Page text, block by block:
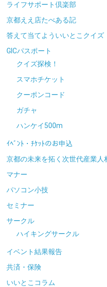
ライフサポート倶楽部
京都ええ店たべある記
答えて当てよういいとこクイズ
GICパスポート
クイズ探検！
スマホチケット
クーポンコード
ガチャ
ハンケイ500m
ｲﾍﾞﾝﾄ・ﾁｹｯﾄのお申込
京都の未来を拓く次世代産業人
マナー
パソコン小技
セミナー
サークル
ハイキングサークル
イベント結果報告
共済・保険
いいとこコラム